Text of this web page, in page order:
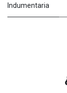
Indumentaria